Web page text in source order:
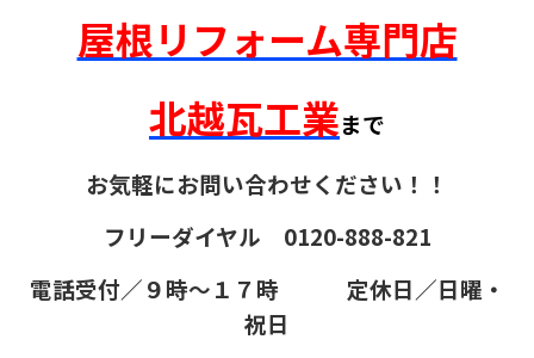
屋根リフォーム専門店
北越瓦工業まで
お気軽にお問い合わせください！！
フリーダイヤル 0120-888-821
電話受付／９時～１７時 定休日／日曜・
祝日